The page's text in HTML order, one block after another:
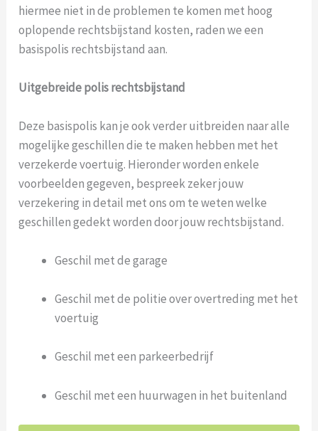
hiermee niet in de problemen te komen met hoog
oplopende rechtsbijstand kosten, raden we een
basispolis rechtsbijstand aan.
Uitgebreide polis rechtsbijstand
Deze basispolis kan je ook verder uitbreiden naar alle
mogelijke geschillen die te maken hebben met het
verzekerde voertuig. Hieronder worden enkele
voorbeelden gegeven, bespreek zeker jouw
verzekering in detail met ons om te weten welke
geschillen gedekt worden door jouw rechtsbijstand.
Geschil met de garage
Geschil met de politie over overtreding met het
voertuig
Geschil met een parkeerbedrijf
Geschil met een huurwagen in het buitenland